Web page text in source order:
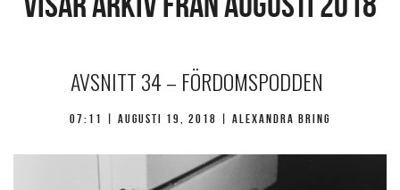
AVSNITT 34 – FÖRDOMSPODDEN
07:11 | augusti 19, 2018 | Alexandra Bring